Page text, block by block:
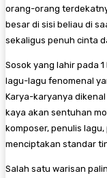
orang-orang
besar di sisi beliau di
sekaligus penuh cinta
​Sosok yang lahir pada
lagu-lagu fenomenal
Karya-karyanya
kaya akan sentuhan
komposer, penulis
menciptakan standar
​Salah satu warisan